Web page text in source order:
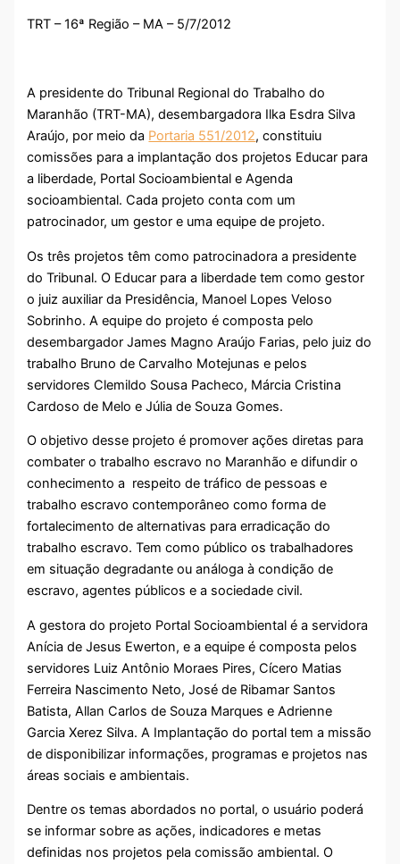
TRT – 16ª Região – MA – 5/7/2012
A presidente do Tribunal Regional do Trabalho do
Maranhão (TRT-MA), desembargadora Ilka Esdra Silva
Araújo, por meio da Portaria 551/2012, constituiu
comissões para a implantação dos projetos Educar para
a liberdade, Portal Socioambiental e Agenda
socioambiental. Cada projeto conta com um
patrocinador, um gestor e uma equipe de projeto.
Os três projetos têm como patrocinadora a presidente
do Tribunal. O Educar para a liberdade tem como gestor
o juiz auxiliar da Presidência, Manoel Lopes Veloso
Sobrinho. A equipe do projeto é composta pelo
desembargador James Magno Araújo Farias, pelo juiz do
trabalho Bruno de Carvalho Motejunas e pelos
servidores Clemildo Sousa Pacheco, Márcia Cristina
Cardoso de Melo e Júlia de Souza Gomes.
O objetivo desse projeto é promover ações diretas para
combater o trabalho escravo no Maranhão e difundir o
conhecimento a respeito de tráfico de pessoas e
trabalho escravo contemporâneo como forma de
fortalecimento de alternativas para erradicação do
trabalho escravo. Tem como público os trabalhadores
em situação degradante ou análoga à condição de
escravo, agentes públicos e a sociedade civil.
A gestora do projeto Portal Socioambiental é a servidora
Anícia de Jesus Ewerton, e a equipe é composta pelos
servidores Luiz Antônio Moraes Pires, Cícero Matias
Ferreira Nascimento Neto, José de Ribamar Santos
Batista, Allan Carlos de Souza Marques e Adrienne
Garcia Xerez Silva. A Implantação do portal tem a missão
de disponibilizar informações, programas e projetos nas
áreas sociais e ambientais.
Dentre os temas abordados no portal, o usuário poderá
se informar sobre as ações, indicadores e metas
definidas nos projetos pela comissão ambiental. O